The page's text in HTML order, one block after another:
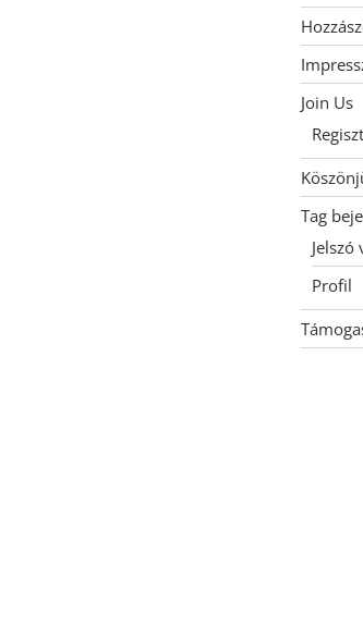
Join Us
Tag
Jelszó
Profil